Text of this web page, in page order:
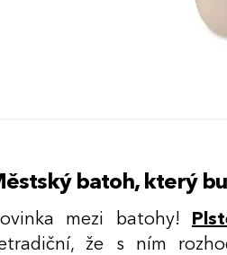
batoh, který
mezi batohy!
že s ním